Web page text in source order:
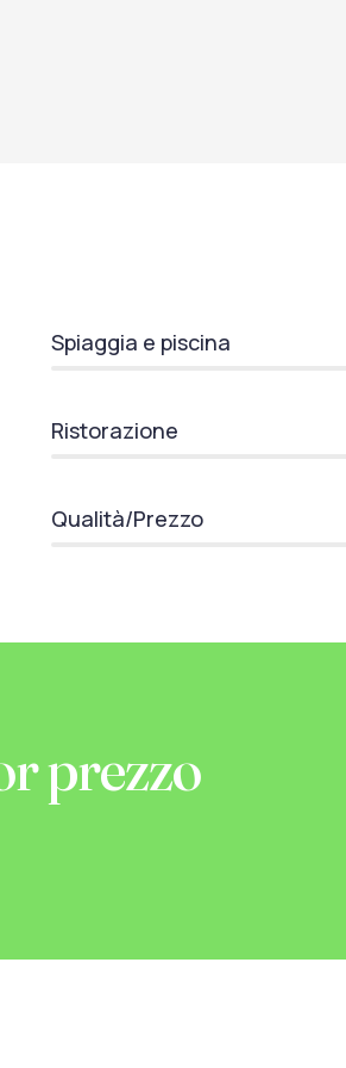
Spiaggia e piscina
Ristorazione
Qualità/Prezzo
prezzo